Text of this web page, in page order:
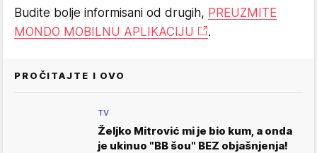
Budite bolje informisani od drugih, PREUZMITE
MONDO MOBILNU APLIKACIJU
.
PROČITAJTE I OVO
TV
Željko Mitrović mi je bio kum, a onda
je ukinuo "BB šou" BEZ objašnjenja!